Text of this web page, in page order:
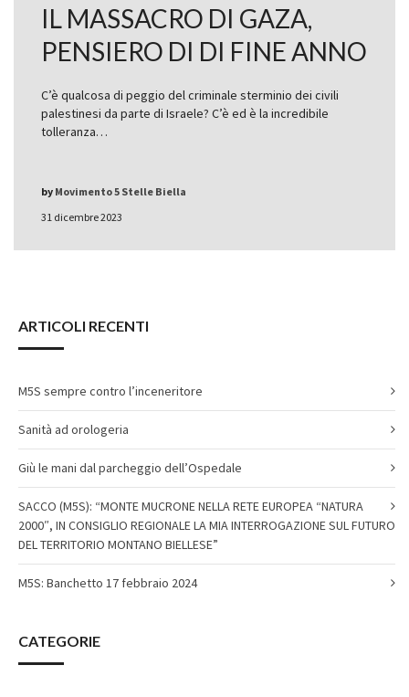
IL MASSACRO DI GAZA,
PENSIERO DI DI FINE ANNO
C’è qualcosa di peggio del criminale sterminio dei civili
palestinesi da parte di Israele? C’è ed è la incredibile
tolleranza…
31 dicembre 2023
by Movimento 5 Stelle Biella
ARTICOLI RECENTI
M5S sempre contro l’inceneritore
Sanità ad orologeria
Giù le mani dal parcheggio dell’Ospedale
SACCO (M5S): “MONTE MUCRONE NELLA RETE EUROPEA “NATURA
2000″, IN CONSIGLIO REGIONALE LA MIA INTERROGAZIONE SUL FUTURO
DEL TERRITORIO MONTANO BIELLESE”
M5S: Banchetto 17 febbraio 2024
CATEGORIE